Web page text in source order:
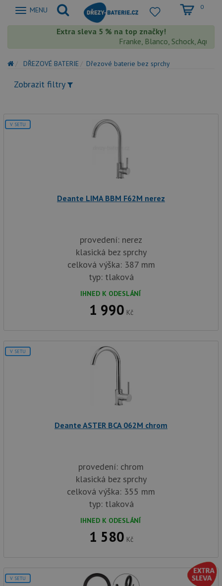
Zobrazit
MENU 0
Extra sleva 5 % na top značky!
Franke, Blanco, Schock,
DŘEZOVÉ BATERIE Dřezové baterie bez sprchy
Zobrazit filtry
V SETU
Deante LIMA BBM F62M nerez
provedení: nerez
klasická bez sprchy
celková výška: 387 mm
typ: tlaková
IHNED K ODESLÁNÍ
1 990 Kč
V SETU
Deante ASTER BCA 062M chrom
provedení: chrom
klasická bez sprchy
celková výška: 355 mm
typ: tlaková
IHNED K ODESLÁNÍ
1 580 Kč
V SETU